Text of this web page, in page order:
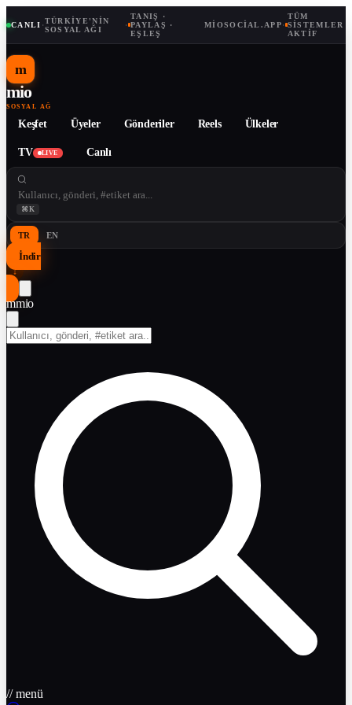
CANLI ·TÜRKIYE'NIN
SOSYAL AĞI
·
TANIŞ ·
PAYLAŞ ·
EŞLEŞ
MIOSOCIAL.APP·
TÜM
SISTEMLER
AKTIF
m
mio
SOSYAL AĞ
Keşfet Üyeler Gönderiler Reels Ülkeler
TV LIVE Canlı
⌘K
TR EN
İndir
↓
mmio
// menü